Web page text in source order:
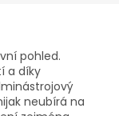
pohled.
a díky
neubírá na